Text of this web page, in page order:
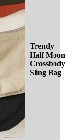
Trendy
Half Moon
Crossbody
Sling Bag